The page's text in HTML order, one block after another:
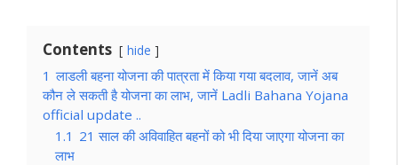
Contents hide
1 लाडली बहना योजना की पात्रता में किया गया बदलाव, जानें अब
कौन ले सकती है योजना का लाभ, जानें Ladli Bahana Yojana
official update ..
1.1 21 साल की अविवाहित बहनों को भी दिया जाएगा योजना का
लाभ